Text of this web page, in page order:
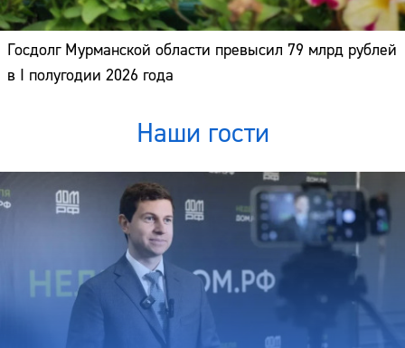
Госдолг Мурманской области превысил 79 млрд рублей
в I полугодии 2026 года
Наши гости